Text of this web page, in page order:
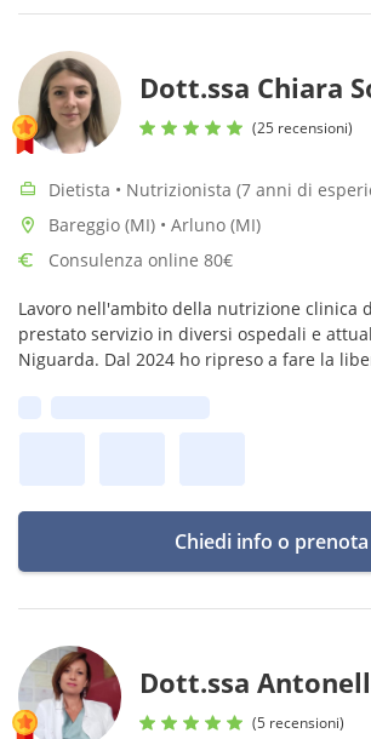
Dott.ssa Chiara
(25 recensioni)
Dietista • Nutrizionista (7 anni di
Bareggio (MI) • Arluno (MI)
Consulenza online 80€
Lavoro nell'ambito della nutrizione clinica
prestato servizio in diversi ospedali e
Niguarda. Dal 2024 ho ripreso a fare la
Chiedi info o prenota
Dott.ssa
(5 recensioni)